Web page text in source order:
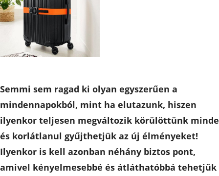
Semmi sem ragad ki olyan egyszerűen a
mindennapokból, mint ha elutazunk, hiszen
ilyenkor teljesen megváltozik körülöttünk
és korlátlanul gyűjthetjük az új élményeket!
Ilyenkor is kell azonban néhány biztos pont,
amivel kényelmesebbé és átláthatóbbá tehetjük